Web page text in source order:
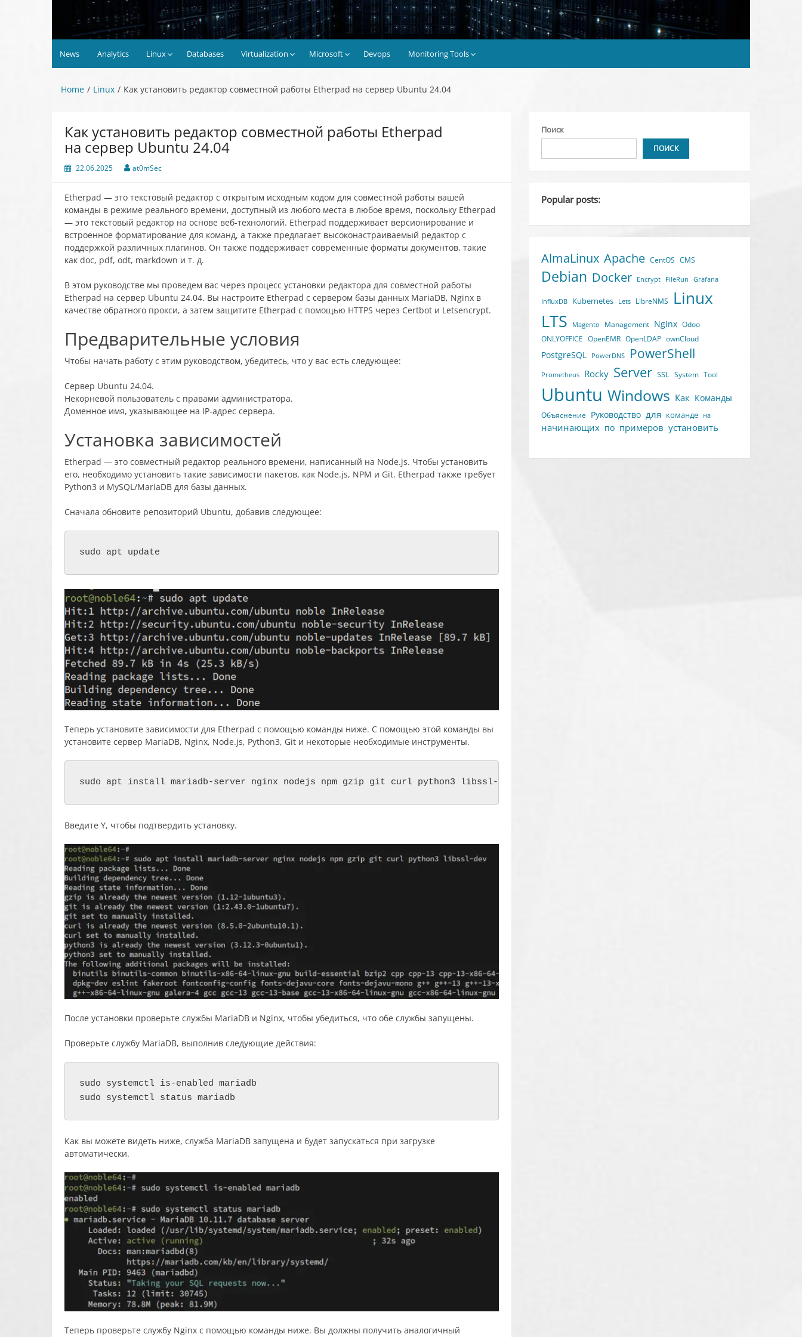
News Analytics Linux Databases Virtualization Microsoft Devops Monitoring Tools
Home Linux Как установить редактор совместной работы Etherpad на сервер Ubuntu 24.04
Как установить редактор совместной работы Etherpad
на сервер Ubuntu 24.04
22.06.2025 at0mSec
Etherpad — это текстовый редактор с открытым исходным кодом для совместной работы вашей
команды в режиме реального времени, доступный из любого места в любое время, поскольку Etherpad
— это текстовый редактор на основе веб-технологий. Etherpad поддерживает версионирование и
встроенное форматирование для команд, а также предлагает высоконастраиваемый редактор с
поддержкой различных плагинов. Он также поддерживает современные форматы документов, такие
как doc, pdf, odt, markdown и т. д.
В этом руководстве мы проведем вас через процесс установки редактора для совместной работы
Etherpad на сервер Ubuntu 24.04. Вы настроите Etherpad с сервером базы данных MariaDB, Nginx в
качестве обратного прокси, а затем защитите Etherpad с помощью HTTPS через Certbot и Letsencrypt.
Предварительные условия
Чтобы начать работу с этим руководством, убедитесь, что у вас есть следующее:
Сервер Ubuntu 24.04.
Некорневой пользователь с правами администратора.
Доменное имя, указывающее на IP-адрес сервера.
Установка зависимостей
Etherpad — это совместный редактор реального времени, написанный на Node.js. Чтобы установить
его, необходимо установить такие зависимости пакетов, как Node.js, NPM и Git. Etherpad также требует
Python3 и MySQL/MariaDB для базы данных.
Сначала обновите репозиторий Ubuntu, добавив следующее:
sudo apt update
Теперь установите зависимости для Etherpad с помощью команды ниже. С помощью этой команды вы
установите сервер MariaDB, Nginx, Node.js, Python3, Git и некоторые необходимые инструменты.
sudo apt install mariadb-server nginx nodejs npm gzip git curl python3 libssl-dev
Введите Y, чтобы подтвердить установку.
После установки проверьте службы MariaDB и Nginx, чтобы убедиться, что обе службы запущены.
Проверьте службу MariaDB, выполнив следующие действия:
sudo systemctl is-enabled mariadb
sudo systemctl status mariadb
Как вы можете видеть ниже, служба MariaDB запущена и будет запускаться при загрузке
автоматически.
Теперь проверьте службу Nginx с помощью команды ниже. Вы должны получить аналогичный
Поиск
ПОИСК
Popular posts:
AlmaLinux Apache CentOS CMS
Debian Docker Encrypt FileRun Grafana
InfluxDB Kubernetes Lets LibreNMS Linux
LTS Magento Management Nginx Odoo
ONLYOFFICE OpenEMR OpenLDAP ownCloud
PostgreSQL PowerDNS PowerShell
Prometheus Rocky Server SSL System Tool
Ubuntu Windows Как Команды
Объяснение Руководство для команде на
начинающих по примеров установить